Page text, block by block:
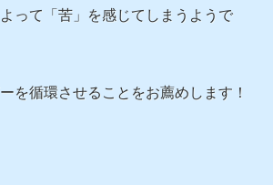
って「苦」を感じてしまうようで
を循環させることをお薦めします！